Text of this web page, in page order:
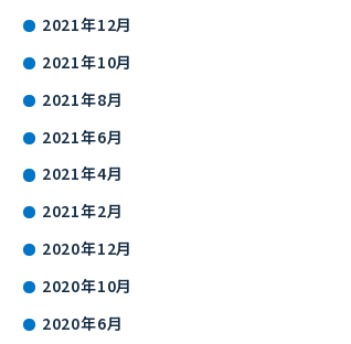
2021年12月
2021年10月
2021年8月
2021年6月
2021年4月
2021年2月
2020年12月
2020年10月
2020年6月